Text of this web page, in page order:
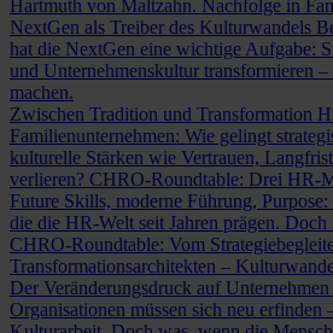
Hartmuth von Maltzahn. Nachfolge in
NextGen als Treiber des Kulturwandels
hat die NextGen eine wichtige Aufgabe:
und Unternehmenskultur transformieren
machen.
Zwischen Tradition und Transformation
Familienunternehmen: Wie gelingt
kulturelle Stärken wie Vertrauen,
verlieren? CHRO-Roundtable: Drei HR-
Future Skills, moderne Führung,
die die HR-Welt seit Jahren prägen. Doch
CHRO-Roundtable: Vom
Transformationsarchitekten –
Der Veränderungsdruck auf
Organisationen müssen sich neu erfinden